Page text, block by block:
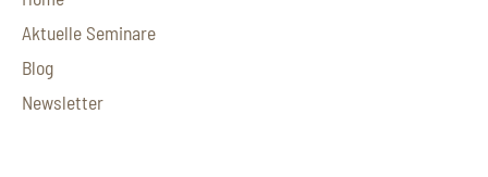
Aktuelle Seminare
Blog
Newsletter